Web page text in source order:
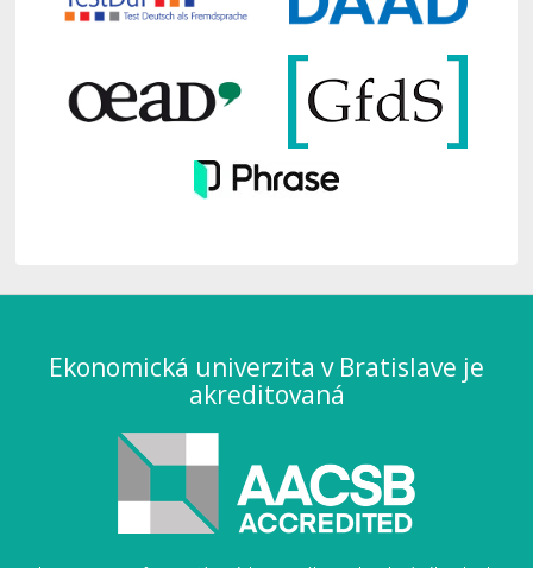
Ekonomická univerzita v Bratislave je
akreditovaná